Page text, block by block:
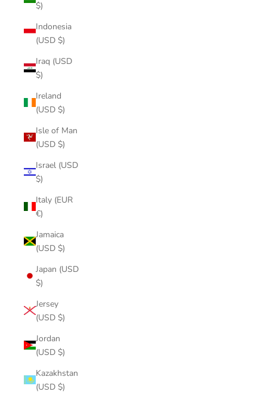
$)
Indonesia
(USD $)
Iraq (USD
$)
Ireland
(USD $)
Isle of Man
(USD $)
Israel (USD
$)
Italy (EUR
€)
Jamaica
(USD $)
Japan (USD
$)
Jersey
(USD $)
Jordan
(USD $)
Kazakhstan
(USD $)